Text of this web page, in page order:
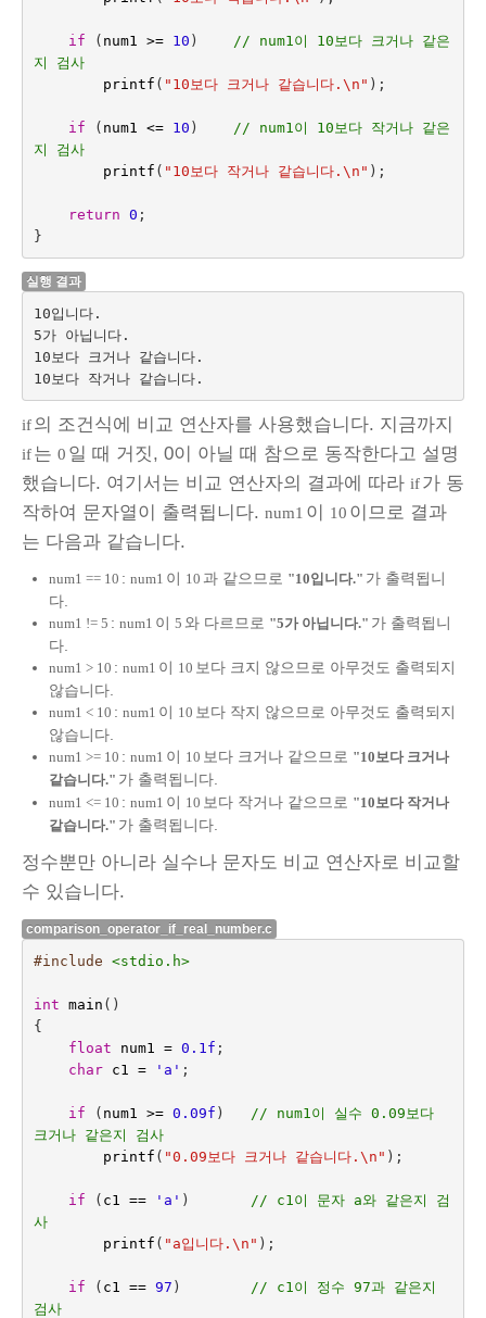
if ( num1 >= 10 )
// num1이 10보다 크거나 같은
지 검사
printf ( "10보다 크거나 같습니다. \n " );
if ( num1 <= 10 )
// num1이 10보다 작거나 같은
지 검사
printf ( "10보다 작거나 같습니다. \n " );
return 0 ;
}
실행 결과
10입니다.
5가 아닙니다.
10보다 크거나 같습니다.
if의 조건식에 비교 연산자를 사용했습니다. 지금까지
if는 0 일 때 거짓, 0이 아닐 때 참으로 동작한다고 설명
했습니다. 여기서는 비교 연산자의 결과에 따라 if가 동
작하여 문자열이 출력됩니다. num1 이 10 이므로 결과
는 다음과 같습니다.
num1 == 10 : num1 이 10 과 같으므로 "10입니다." 가 출력됩니
다.
num1 != 5 : num1 이 5 와 다르므로 "5가 아닙니다." 가 출력됩니
다.
num1 > 10 : num1 이 10 보다 크지 않으므로 아무것도 출력되지
않습니다.
num1 < 10 : num1 이 10 보다 작지 않으므로 아무것도 출력되지
않습니다.
num1 >= 10 : num1 이 10 보다 크거나 같으므로 "10보다 크거나
같습니다." 가 출력됩니다.
num1 <= 10 : num1 이 10 보다 작거나 같으므로 "10보다 작거나
같습니다." 가 출력됩니다.
정수뿐만 아니라 실수나 문자도 비교 연산자로 비교할
수 있습니다.
comparison_operator_if_real_number.c
#include <stdio.h>
int main ()
{
float
num1 = 0.1f ;
char
c1 = 'a' ;
if ( num1 >= 0.09f )
// num1이 실수 0.09보다
크거나 같은지 검사
printf ( "0.09보다 크거나 같습니다. \n " );
if ( c1 == 'a' )
// c1이 문자 a와 같은지 검
사
printf ( "a입니다. \n " );
if ( c1 == 97 )
// c1이 정수 97과 같은지
검사